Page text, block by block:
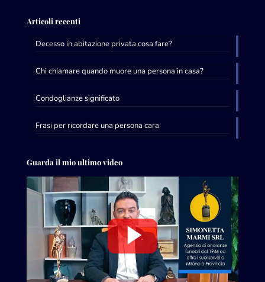
Articoli recenti
Decesso in abitazione privata cosa fare?
Chi chiamare quando muore una persona in casa?
Condoglianze significato
Frasi per ricordare una persona cara
Guarda il mio ultimo video